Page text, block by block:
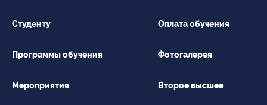
Студенту
Программы обучения
Мероприятия
Оплата обучения
Фотогалерея
Второе высшее